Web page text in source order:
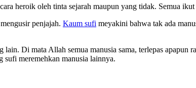
heroik oleh tinta sejarah maupun yang tidak. Semua
penjajah. Kaum sufi meyakini bahwa tak ada
Di mata Allah semua manusia sama, terlepas apapun
sufi meremehkan manusia lainnya.